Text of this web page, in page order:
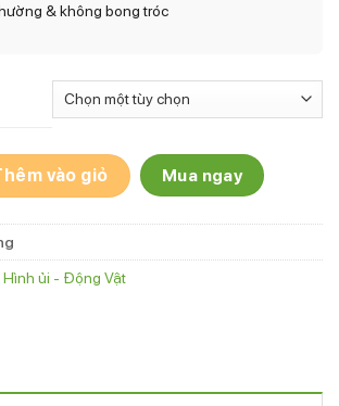
& không bong tróc
1 số lượng
vào giỏ Mua ngay
Hình ủi - Động Vật